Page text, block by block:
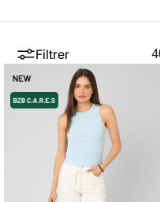
Filtrer